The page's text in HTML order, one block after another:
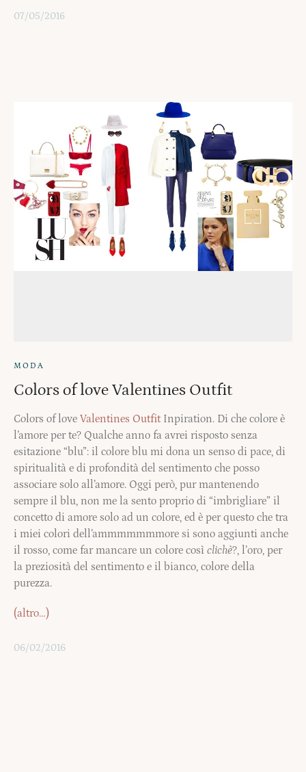
07/05/2016
MODA
Colors of love Valentines Outfit
Colors of love Valentines OutfitInpiration. Di che colore è
l’amore per te? Qualche anno fa avrei risposto senza
esitazione “blu”: il colore blu mi dona un senso di pace, di
spiritualità e di profondità del sentimento che posso
associare solo all’amore. Oggi però, pur mantenendo
sempre il blu, non me la sento proprio di “imbrigliare” il
concetto di amore solo ad un colore, ed è per questo che tra
i miei colori dell’ammmmmmmore si sono aggiunti anche
il rosso, come far mancare un colore così clichè?, l’oro, per
la preziosità del sentimento e il bianco, colore della
purezza.
(altro…)
06/02/2016